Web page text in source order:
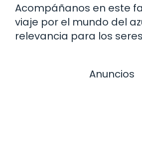
Acompáñanos en este
viaje por el mundo del
relevancia para los
Anuncios